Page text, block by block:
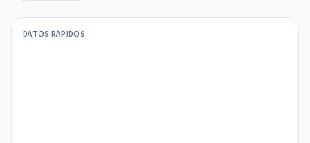
DATOS RÁPIDOS